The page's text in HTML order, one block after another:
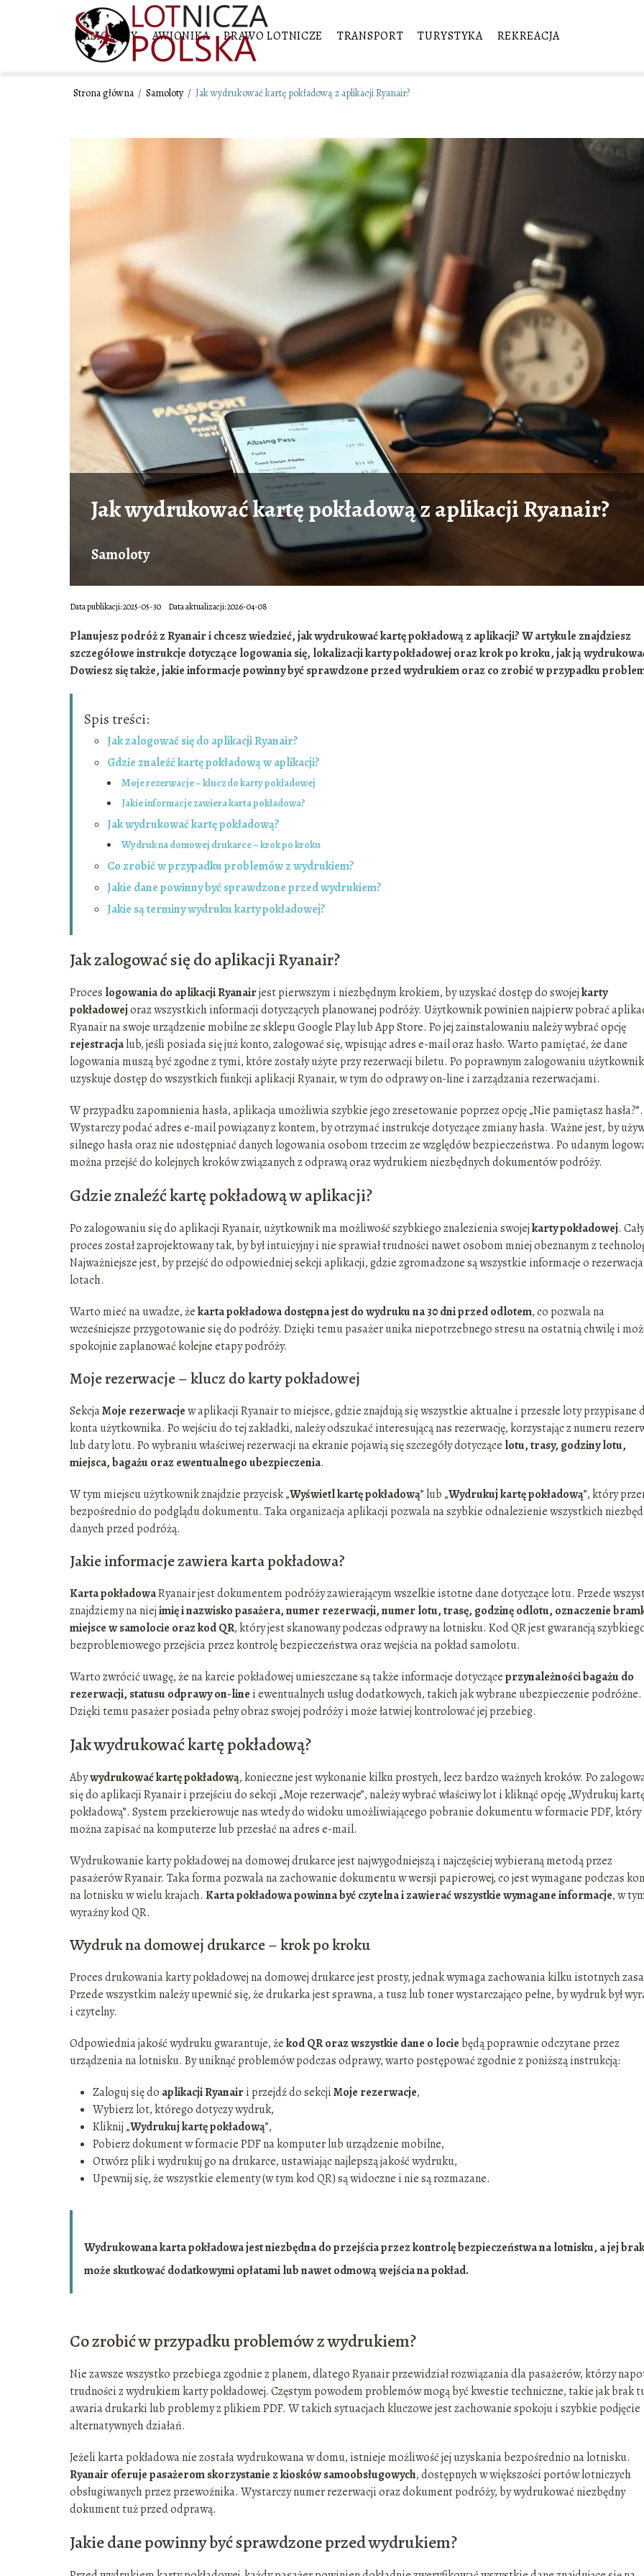
SAMOLOTY AWIONIKA PRAWO LOTNICZE TRANSPORT TURYSTYKA REKREACJA
Strona główna / Samoloty / Jak wydrukować kartę pokładową z aplikacji Ryanair?
Jak wydrukować kartę pokładową z aplikacji Ryanair?
Samoloty
Data publikacji: 2025-05-30 Data aktualizacji: 2026-04-08
Planujesz podróż z Ryanair i chcesz wiedzieć, jak wydrukować kartę pokładową z aplikacji? W artykule znajdziesz
szczegółowe instrukcje dotyczące logowania się, lokalizacji karty pokładowej oraz krok po kroku, jak ją
Dowiesz się także, jakie informacje powinny być sprawdzone przed wydrukiem oraz co zrobić w przypadku
Spis treści:
Jak zalogować się do aplikacji Ryanair?
Gdzie znaleźć kartę pokładową w aplikacji?
Moje rezerwacje – klucz do karty pokładowej
Jakie informacje zawiera karta pokładowa?
Jak wydrukować kartę pokładową?
Wydruk na domowej drukarce – krok po kroku
Co zrobić w przypadku problemów z wydrukiem?
Jakie dane powinny być sprawdzone przed wydrukiem?
Jakie są terminy wydruku karty pokładowej?
Jak zalogować się do aplikacji Ryanair?
Proces logowania do aplikacji Ryanairjest pierwszym i niezbędnym krokiem, by uzyskać dostęp do swojejkarty
pokładowejoraz wszystkich informacji dotyczących planowanej podróży. Użytkownik powinien najpierw pobrać
Ryanair na swoje urządzenie mobilne ze sklepu Google Play lub App Store. Po jej zainstalowaniu należy wybrać opcję
rejestracjalub, jeśli posiada się już konto, zalogować się, wpisując adres e-mail oraz hasło. Warto pamiętać, że dane
logowania muszą być zgodne z tymi, które zostały użyte przy rezerwacji biletu. Po poprawnym zalogowaniu użytkownik
uzyskuje dostęp do wszystkich funkcji aplikacji Ryanair, w tym do odprawy on-line i zarządzania rezerwacjami.
W przypadku zapomnienia hasła, aplikacja umożliwia szybkie jego zresetowanie poprzez opcję „Nie pamiętasz hasła?”.
Wystarczy podać adres e-mail powiązany z kontem, by otrzymać instrukcje dotyczące zmiany hasła. Ważne jest, by
silnego hasła oraz nie udostępniać danych logowania osobom trzecim ze względów bezpieczeństwa. Po udanym
można przejść do kolejnych kroków związanych z odprawą oraz wydrukiem niezbędnych dokumentów podróży.
Gdzie znaleźć kartę pokładową w aplikacji?
Po zalogowaniu się do aplikacji Ryanair, użytkownik ma możliwość szybkiego znalezienia swojejkarty pokładowej. Cały
proces został zaprojektowany tak, by był intuicyjny i nie sprawiał trudności nawet osobom mniej obeznanym z
Najważniejsze jest, by przejść do odpowiedniej sekcji aplikacji, gdzie zgromadzone są wszystkie informacje o
lotach.
Warto mieć na uwadze, żekarta pokładowa dostępna jest do wydruku na 30 dni przed odlotem, co pozwala na
wcześniejsze przygotowanie się do podróży. Dzięki temu pasażer unika niepotrzebnego stresu na ostatnią chwilę i
spokojnie zaplanować kolejne etapy podróży.
Moje rezerwacje – klucz do karty pokładowej
SekcjaMoje rezerwacjew aplikacji Ryanair to miejsce, gdzie znajdują się wszystkie aktualne i przeszłe loty przypisane
konta użytkownika. Po wejściu do tej zakładki, należy odszukać interesującą nas rezerwację, korzystając z numeru
lub daty lotu. Po wybraniu właściwej rezerwacji na ekranie pojawią się szczegóły dotyczące lotu, trasy, godziny lotu,
miejsca, bagażu oraz ewentualnego ubezpieczenia.
W tym miejscu użytkownik znajdzie przycisk „Wyświetl kartę pokładową” lub „Wydrukuj kartę pokładową”, który
bezpośrednio do podglądu dokumentu. Taka organizacja aplikacji pozwala na szybkie odnalezienie wszystkich
danych przed podróżą.
Jakie informacje zawiera karta pokładowa?
Karta pokładowaRyanair jest dokumentem podróży zawierającym wszelkie istotne dane dotyczące lotu. Przede
znajdziemy na niejimię i nazwisko pasażera, numer rezerwacji, numer lotu, trasę, godzinę odlotu, oznaczenie
miejsce w samolocie oraz kod QR, który jest skanowany podczas odprawy na lotnisku. Kod QR jest gwarancją
bezproblemowego przejścia przez kontrolę bezpieczeństwa oraz wejścia na pokład samolotu.
Warto zwrócić uwagę, że na karcie pokładowej umieszczane są także informacje dotycząceprzynależności bagażu do
rezerwacji, statusu odprawy on-line i ewentualnych usług dodatkowych, takich jak wybrane ubezpieczenie podróżne.
Dzięki temu pasażer posiada pełny obraz swojej podróży i może łatwiej kontrolować jej przebieg.
Jak wydrukować kartę pokładową?
Abywydrukować kartę pokładową, konieczne jest wykonanie kilku prostych, lecz bardzo ważnych kroków. Po
się do aplikacji Ryanair i przejściu do sekcji „Moje rezerwacje”, należy wybrać właściwy lot i kliknąć opcję „Wydrukuj
pokładową”. System przekierowuje nas wtedy do widoku umożliwiającego pobranie dokumentu w formacie PDF, który
można zapisać na komputerze lub przesłać na adres e-mail.
Wydrukowanie karty pokładowej na domowej drukarce jest najwygodniejszą i najczęściej wybieraną metodą przez
pasażerów Ryanair. Taka forma pozwala na zachowanie dokumentu w wersji papierowej, co jest wymagane podczas
na lotnisku w wielu krajach. Karta pokładowa powinna być czytelna i zawierać wszystkie wymagane informacje, w
wyraźny kod QR.
Wydruk na domowej drukarce – krok po kroku
Proces drukowania karty pokładowej na domowej drukarce jest prosty, jednak wymaga zachowania kilku istotnych
Przede wszystkim należy upewnić się, że drukarka jest sprawna, a tusz lub toner wystarczająco pełne, by wydruk był
i czytelny.
Odpowiednia jakość wydruku gwarantuje, żekod QR oraz wszystkie dane o locie będą poprawnie odczytane przez
urządzenia na lotnisku. By uniknąć problemów podczas odprawy, warto postępować zgodnie z poniższą instrukcją:
Zaloguj się do aplikacji Ryanairi przejdź do sekcjiMoje rezerwacje,
Wybierz lot, którego dotyczy wydruk,
Kliknij „Wydrukuj kartę pokładową”,
Pobierz dokument w formacie PDF na komputer lub urządzenie mobilne,
Otwórz plik i wydrukuj go na drukarce, ustawiając najlepszą jakość wydruku,
Upewnij się, że wszystkie elementy (w tym kod QR) są widoczne i nie są rozmazane.
Wydrukowana karta pokładowa jest niezbędna do przejścia przez kontrolę bezpieczeństwa na lotnisku, a jej brak
może skutkować dodatkowymi opłatami lub nawet odmową wejścia na pokład.
Co zrobić w przypadku problemów z wydrukiem?
Nie zawsze wszystko przebiega zgodnie z planem, dlatego Ryanair przewidział rozwiązania dla pasażerów, którzy
trudności z wydrukiem karty pokładowej. Częstym powodem problemów mogą być kwestie techniczne, takie jak brak
awaria drukarki lub problemy z plikiem PDF. W takich sytuacjach kluczowe jest zachowanie spokoju i szybkie podjęcie
alternatywnych działań.
Jeżeli karta pokładowa nie została wydrukowana w domu, istnieje możliwość jej uzyskania bezpośrednio na lotnisku.
Ryanair oferuje pasażerom skorzystanie z kiosków samoobsługowych, dostępnych w większości portów lotniczych
obsługiwanych przez przewoźnika. Wystarczy numer rezerwacji oraz dokument podróży, by wydrukować niezbędny
dokument tuż przed odprawą.
Jakie dane powinny być sprawdzone przed wydrukiem?